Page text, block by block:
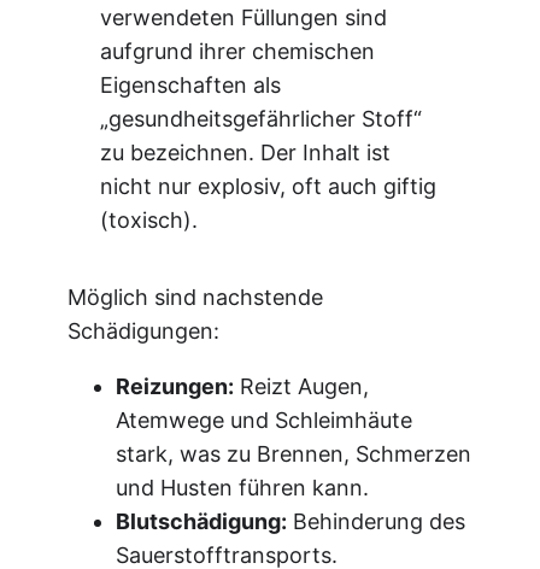
verwendeten Füllungen sind
aufgrund ihrer chemischen
Eigenschaften als
„gesundheitsgefährlicher Stoff“
zu bezeichnen. Der Inhalt ist
nicht nur explosiv, oft auch giftig
(toxisch).
Möglich sind nachstende
Schädigungen:
Reizungen: Reizt Augen,
Atemwege und Schleimhäute
stark, was zu Brennen, Schmerzen
und Husten führen kann.
Blutschädigung: Behinderung des
Sauerstofftransports.